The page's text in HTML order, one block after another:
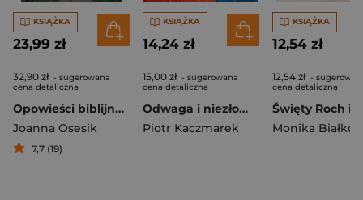
KSIĄŻKA
23,99 zł
32,90 zł - sugerowana
cena detaliczna
Opowieści biblijne oczami kobiet
Joanna Osesik
7,7 (19)
KSIĄŻKA
14,24 zł
15,00 zł - sugerowana
cena detaliczna
Odwaga i niezłomność Opowieść o abp.Antonim Baraniaku komiks
Piotr Kaczmarek
KSIĄŻKA
12,54 zł
12,54 zł -
cena detaliczna
Monika